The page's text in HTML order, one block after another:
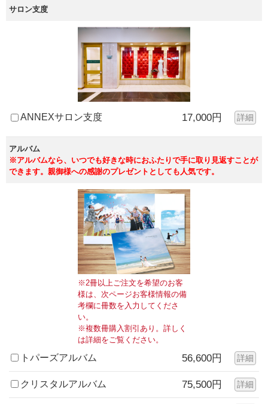
サロン支度
ANNEXサロン支度 17,000円 詳細
アルバム
※アルバムなら、いつでも好きな時におふたりで手に取り見返すことが
できます。親御様への感謝のプレゼントとしても人気です。
※2冊以上ご注文を希望のお客
様は、次ページお客様情報の備
考欄に冊数を入力してくださ
い。
※複数冊購入割引あり。詳しく
は詳細をご覧ください。
トパーズアルバム 56,600円 詳細
クリスタルアルバム 75,500円 詳細